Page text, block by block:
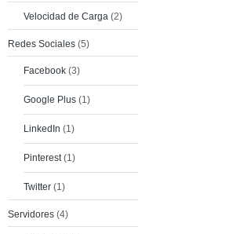
Velocidad de Carga (2)
Redes Sociales (5)
Facebook (3)
Google Plus (1)
LinkedIn (1)
Pinterest (1)
Twitter (1)
Servidores (4)